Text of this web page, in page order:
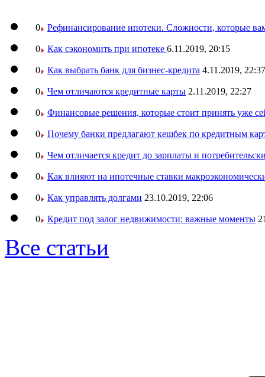
0 Рефинансирование ипотеки. Сложности, которые
0 Как сэкономить при ипотеке 6.11.2019, 20:15
0 Как выбрать банк для бизнес-кредита 4.11.2019, 22:37
0 Чем отличаются кредитные карты 2.11.2019, 22:27
0 Финансовые решения, которые стоит принять уже
0 Почему банки предлагают кешбек по кредитным
0 Чем отличается кредит до зарплаты и
0 Как влияют на ипотечные ставки
0 Как управлять долгами 23.10.2019, 22:06
0 Кредит под залог недвижимости: важные моменты
Все статьи